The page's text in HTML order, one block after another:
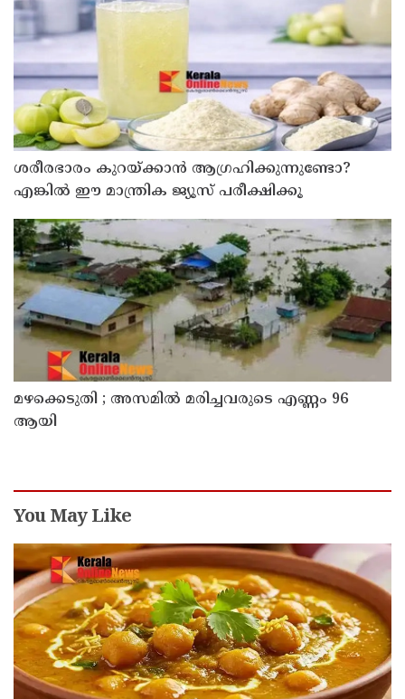
ശരീരഭാരം കുറയ്ക്കാൻ ആഗ്രഹിക്കുന്നുണ്ടോ?
എങ്കിൽ ഈ മാന്ത്രിക ജ്യൂസ് പരീക്ഷിക്കൂ
മഴക്കെടുതി ; അസമില്‍ മരിച്ചവരുടെ എണ്ണം 96
ആയി
You May Like